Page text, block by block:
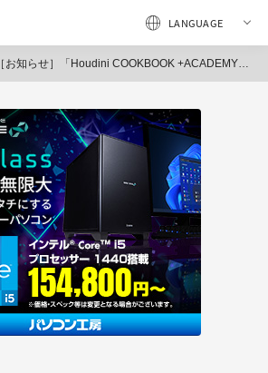
［お知らせ］「Houdini COOKBOOK +ACADEMY」第41回：DOP・パーティクル基礎編（3） ～パーティクルの制御方法を学ぼう～が配信開始